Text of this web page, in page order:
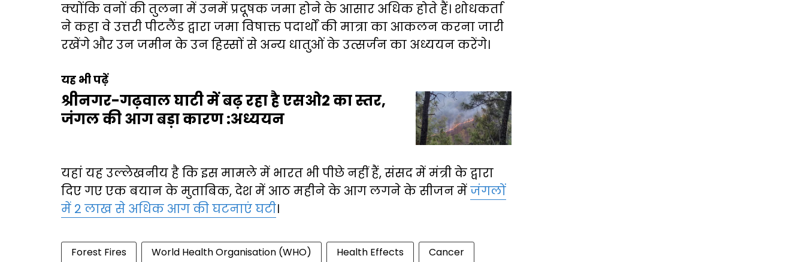
क्योंकि वनों की तुलना में उनमें प्रदूषक जमा होने के आसार अधिक होते हैं। शोधकर्ता
ने कहा वे उत्तरी पीटलैंड द्वारा जमा विषाक्त पदार्थों की मात्रा का आकलन करना जारी
रखेंगे और उन जमीन के उन हिस्सों से अन्य धातुओं के उत्सर्जन का अध्ययन करेंगे।
यह भी पढ़ें
श्रीनगर-गढ़वाल घाटी में बढ़ रहा है एसओ2 का स्तर,
जंगल की आग बड़ा कारण :अध्ययन
यहां यह उल्लेखनीय है कि इस मामले में भारत भी पीछे नहीं हैं, संसद में मंत्री के द्वारा
दिए गए एक बयान के मुताबिक, देश में आठ महीने के आग लगने के सीजन मेंजंगलों
में 2 लाख से अधिक आग की घटनाएं घटी।
Forest Fires World Health Organisation (WHO) Health Effects Cancer